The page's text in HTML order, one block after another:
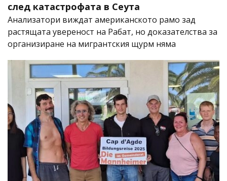
след катастрофата в Сеута
Анализатори виждат американското рамо зад
растящата увереност на Рабат, но доказателства за
организиране на мигрантския щурм няма